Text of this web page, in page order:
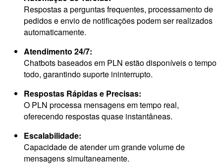
Respostas a perguntas frequentes, processamento de
pedidos e envio de notificações podem ser realizados
automaticamente.
Atendimento 24/7:
Chatbots baseados em PLN estão disponíveis o tempo
todo, garantindo suporte ininterrupto.
Respostas Rápidas e Precisas:
O PLN processa mensagens em tempo real,
oferecendo respostas quase instantâneas.
Escalabilidade:
Capacidade de atender um grande volume de
mensagens simultaneamente.